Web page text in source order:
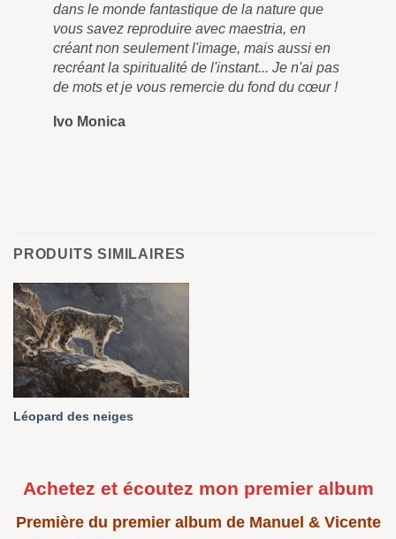
dans le monde fantastique de la nature que
vous savez reproduire avec maestria, en
créant non seulement l'image, mais aussi en
recréant la spiritualité de l'instant... Je n'ai pas
de mots et je vous remercie du fond du cœur !
Ivo Monica
PRODUITS SIMILAIRES
Léopard des neiges
Achetez et écoutez mon premier album
Première du premier album de Manuel & Vicente